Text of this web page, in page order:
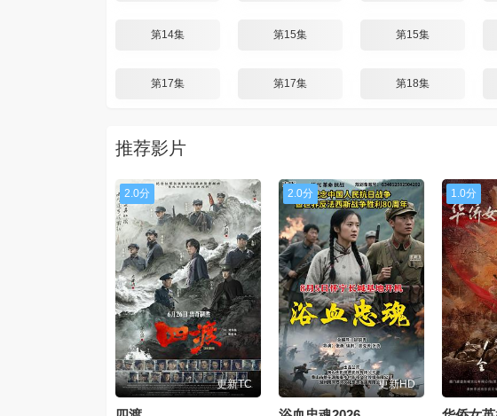
第14集 第15集 第15集
第17集 第17集 第18集
推荐影片
2.0分
更新TC
2.0分
更新HD
1.0分